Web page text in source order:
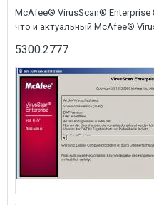
McAfee® VirusScan® Enterprise
что и актуальный McAfee®
5300.2777